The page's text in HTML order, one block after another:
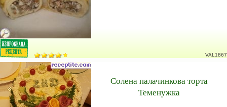
VAL1867
Солена палачинкова торта
Теменужка